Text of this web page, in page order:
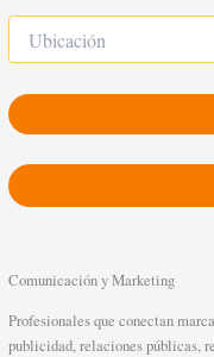
Comunicación y Marketing
Profesionales que conectan
publicidad, relaciones públicas,